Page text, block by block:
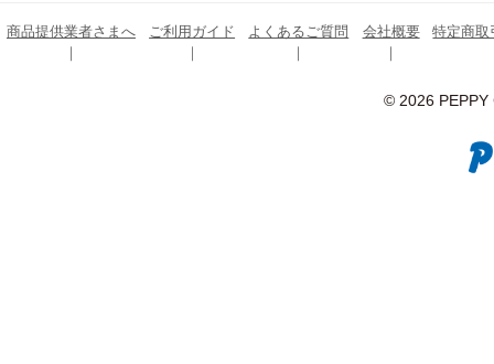
商品提供業者さまへ ご利用ガイド よくあるご質問 会社概要 特定商取
© 2026 PEPPY